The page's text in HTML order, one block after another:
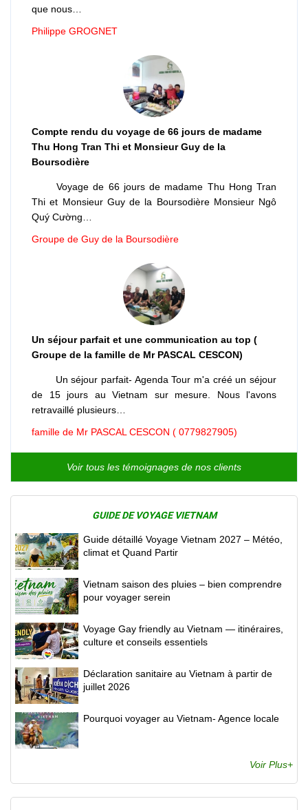
que nous…
Philippe GROGNET
Compte rendu du voyage de 66 jours de madame
Thu Hong Tran Thi et Monsieur Guy de la
Boursodière
Voyage de 66 jours de madame Thu Hong Tran
Thi et Monsieur Guy de la Boursodière Monsieur Ngô
Quý Cường…
Groupe de Guy de la Boursodière
Un séjour parfait et une communication au top (
Groupe de la famille de Mr PASCAL CESCON)
Un séjour parfait- Agenda Tour m'a créé un séjour
de 15 jours au Vietnam sur mesure. Nous l'avons
retravaillé plusieurs…
famille de Mr PASCAL CESCON ( 0779827905)
Voir tous les témoignages de nos clients
GUIDE DE VOYAGE VIETNAM
Guide détaillé Voyage Vietnam 2027 – Météo,
climat et Quand Partir
Vietnam saison des pluies – bien comprendre
pour voyager serein
Voyage Gay friendly au Vietnam — itinéraires,
culture et conseils essentiels
Déclaration sanitaire au Vietnam à partir de
juillet 2026
Pourquoi voyager au Vietnam- Agence locale
Voir Plus+